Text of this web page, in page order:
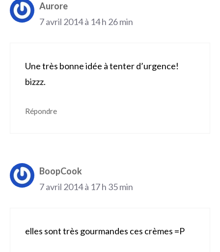
Aurore
7 avril 2014 à 14 h 26 min
Une très bonne idée à tenter d’urgence!
bizzz.
Répondre
BoopCook
7 avril 2014 à 17 h 35 min
elles sont très gourmandes ces crèmes =P